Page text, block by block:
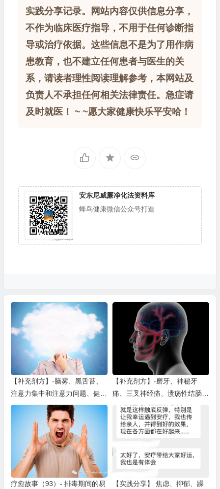
实践分享记录。网站内容仅供信息分享，
不作为临床医疗指导，不用于任何诊断指
导或治疗依据。这些信息不是为了用作病
患教育，也不建立任何患者与医生的关
系，请读者理性阅读理解参考，本网站及
负责人不承担任何相关法律责任。急症请
及时就医！ ~ ~愿大家健康快乐平安哈！
安东尼威廉净化法资料库
蜂鸟健康微信公众号打造
【补充剂方】-脑雾、黑舌苔、
注意力集中和注意力问题、健
忘、记忆力问题
【补充剂方】-磨牙、神秘牙
痛、三叉神经痛、溃疡性结肠
炎、背部/下颚疼痛
疗愈故事（93）- 排毒期间的易
【实践分享】 焦虑、抑郁、躁